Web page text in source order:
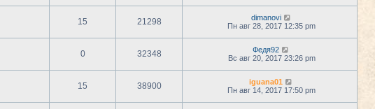
15 21298
dimanovi
Пн авг 28, 2017 12:35 pm
0 32348
Федя92
Вс авг 20, 2017 23:26 pm
15 38900
iguana01
Пн авг 14, 2017 17:50 pm